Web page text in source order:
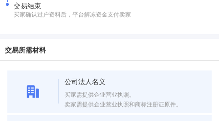
交易结束
买家确认过户资料后，平台解冻资金支付卖家
交易所需材料
公司法人名义
买家需提供企业营业执照。
卖家需提供企业营业执照和商标注册证原件。